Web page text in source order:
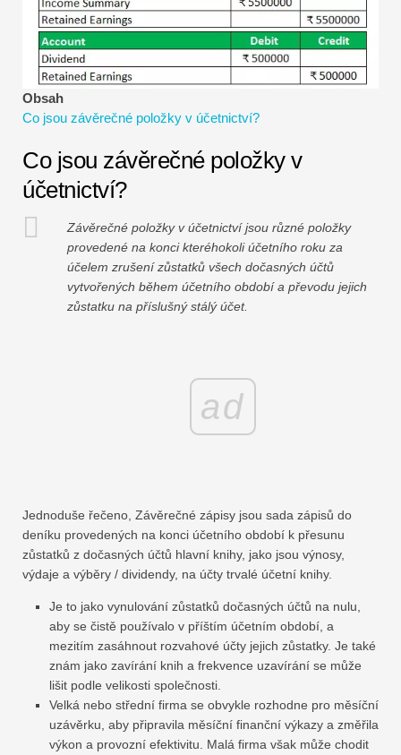
Návody k finančnímu modelování
Plná forma
Výukové programy pro řízení rizik
Obsah
Co jsou závěrečné položky v účetnictví?
Co jsou závěrečné položky v
účetnictví?
Závěrečné položky v účetnictví jsou různé položky
provedené na konci kteréhokoli účetního roku za
účelem zrušení zůstatků všech dočasných účtů
vytvořených během účetního období a převodu jejich
zůstatku na příslušný stálý účet.
ad
Jednoduše řečeno, Závěrečné zápisy jsou sada zápisů do
deníku provedených na konci účetního období k přesunu
zůstatků z dočasných účtů hlavní knihy, jako jsou výnosy,
výdaje a výběry / ​​dividendy, na účty trvalé účetní knihy.
Je to jako vynulování zůstatků dočasných účtů na nulu,
aby se čistě používalo v příštím účetním období, a
mezitím zasáhnout rozvahové účty jejich zůstatky. Je také
znám jako zavírání knih a frekvence uzavírání se může
lišit podle velikosti společnosti.
Velká nebo střední firma se obvykle rozhodne pro měsíční
uzávěrku, aby připravila měsíční finanční výkazy a změřila
výkon a provozní efektivitu. Malá firma však může chodit